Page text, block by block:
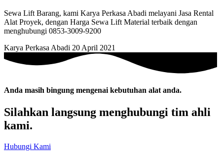
Sewa Lift Barang, kami Karya Perkasa Abadi melayani Jasa Rental
Alat Proyek, dengan Harga Sewa Lift Material terbaik dengan
menghubungi 0853-3009-9200
Karya Perkasa Abadi 20 April 2021
Anda masih bingung mengenai kebutuhan alat anda.
Silahkan langsung menghubungi tim ahli
kami.
Hubungi Kami